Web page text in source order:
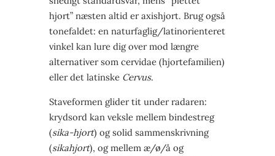
hjort” næsten altid er axishjort. Brug også
tonefaldet: en naturfaglig/latin­orienteret
vinkel kan lure dig over mod længre
alternativer som cervidae (hjortefamilien)
eller det latinske Cervus.
Staveformen glider tit under radaren:
krydsord kan veksle mellem bindestreg
(sika-hjort) og solid sammenskrivning
(sikahjort), og mellem æ/ø/å og